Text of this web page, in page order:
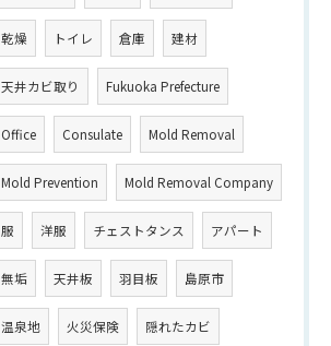
乾燥 トイレ 倉庫 建材
天井カビ取り Fukuoka Prefecture
Office Consulate Mold Removal
Mold Prevention Mold Removal Company
服 洋服 チェストタンス アパート
無垢 天井板 羽目板 島原市
温泉地 火災保険 隠れたカビ